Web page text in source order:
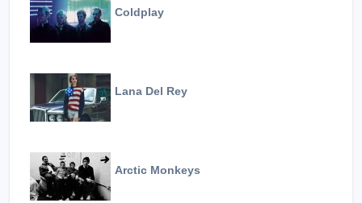
Coldplay
Lana Del Rey
Arctic Monkeys